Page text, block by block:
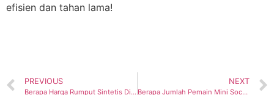
efisien dan tahan lama!
PREVIOUS
Berapa Harga Rumput Sintetis Dinding & Pasang? Simak Pembahasannya
NEXT
Berapa Jumlah Pemain Mini Soccer? Ini Penjelasan Lengkapnya